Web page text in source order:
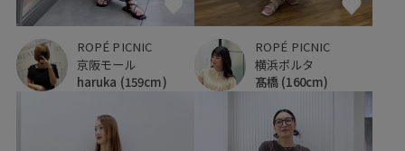
ROPÉ PICNIC
京阪モール
haruka (159cm)
ROPÉ PICNIC
横浜ポルタ
髙橋 (160cm)